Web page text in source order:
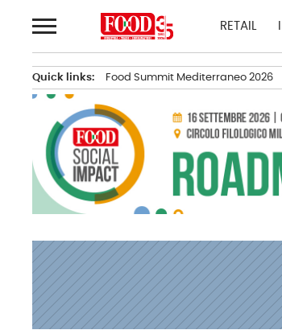
al
RETAIL
Quick links: Food Summit Mediterraneo 2026